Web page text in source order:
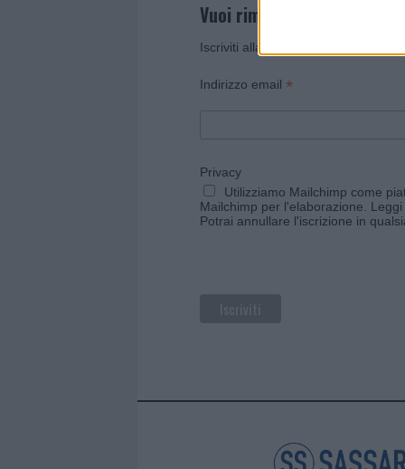
Vuoi rimanere sempre
Iscriviti alla newsletter di Gallura
Indirizzo email *
Privacy
Utilizziamo Mailchimp come
Mailchimp per l'elaborazione.
Potrai annullare l'iscrizione in